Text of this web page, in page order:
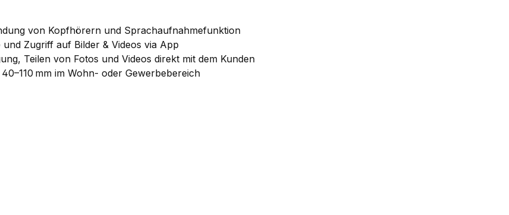
von Kopfhörern und Sprachaufnahmefunktion
Zugriff auf Bilder & Videos via App
Teilen von Fotos und Videos direkt mit dem Kunden
mm im Wohn- oder Gewerbebereich